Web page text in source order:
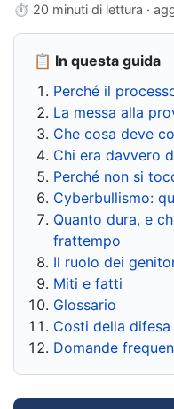
⏱ 20 minuti di lettura ·
📋 In questa guida
Perché il
La messa alla
Che cosa deve
Chi era davvero
Perché non si
Cyberbullismo:
Quanto dura, e
frattempo
Il ruolo dei
Miti e fatti
Glossario
Costi della difesa
Domande